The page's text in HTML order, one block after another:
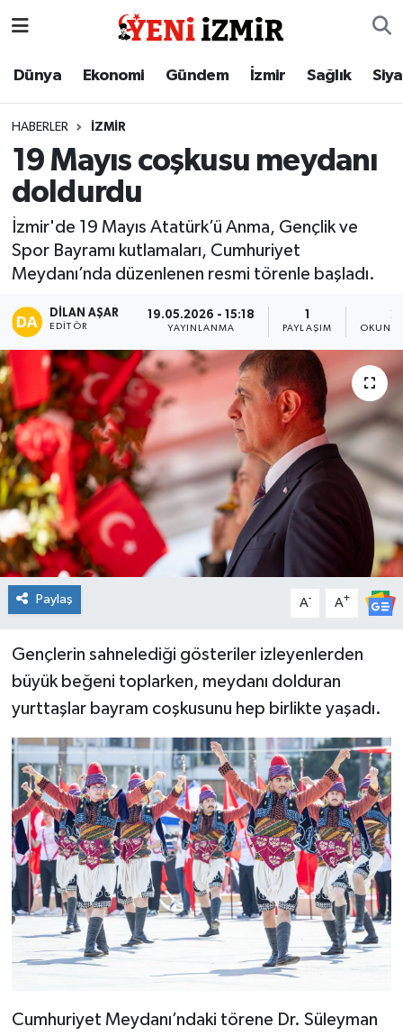
Dünya Ekonomi Gündem İzmir Sağlık
HABERLER İZMIR
19 Mayıs coşkusu meydanı
doldurdu
İzmir'de 19 Mayıs Atatürk’ü Anma, Gençlik ve
Spor Bayramı kutlamaları, Cumhuriyet
Meydanı’nda düzenlenen resmi törenle başladı.
DILAN AŞAR
EDITÖR
19.05.2026 - 15:18
YAYINLANMA PAYLAŞIM
2
Paylaş A- A+
Gençlerin sahnelediği gösteriler izleyenlerden
büyük beğeni toplarken, meydanı dolduran
yurttaşlar bayram coşkusunu hep birlikte yaşadı.
Cumhuriyet Meydanı’ndaki törene Dr. Süleyman
Dünya
Gündem
İzmir
Sağlık
Resmi İlanlar
Spor
Teknoloji
Tatil ve Seyahat
Çevre
İzmir Nöbetçi Eczaneler
İzmir Namaz Vakitleri
İzmir Trafik Yoğunluk Haritası
Süper Lig Puan Durumu ve Fikstür
Haber Arşivi